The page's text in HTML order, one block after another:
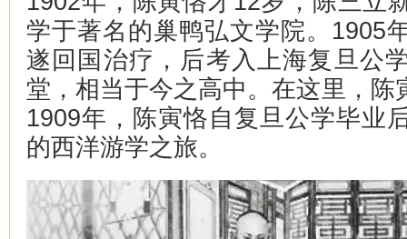
学于著名的巢鸭弘文学院。1905
遂回国治疗，后考入上海复旦公
堂，相当于今之高中。在这里，陈
1909年，陈寅恪自复旦公学毕业
的西洋游学之旅。